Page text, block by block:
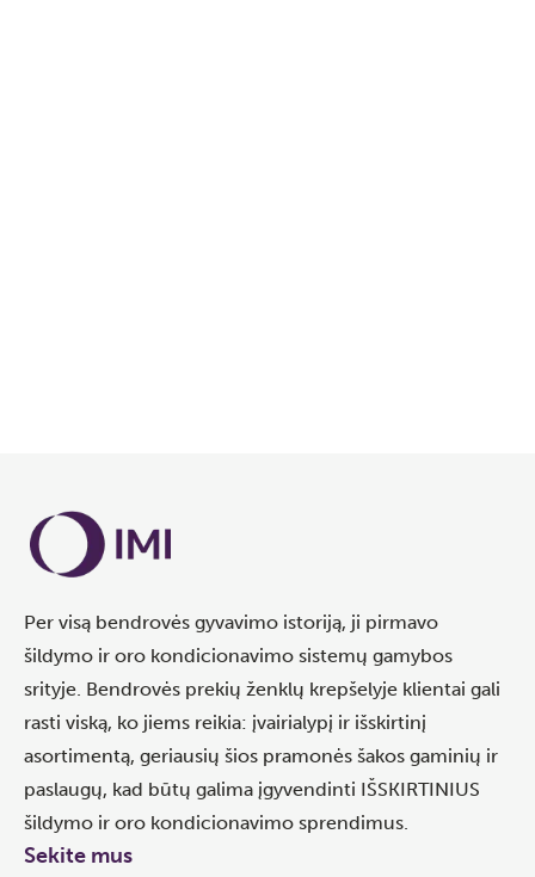
Per visą bendrovės gyvavimo istoriją, ji pirmavo
šildymo ir oro kondicionavimo sistemų gamybos
srityje. Bendrovės prekių ženklų krepšelyje klientai gali
rasti viską, ko jiems reikia: įvairialypį ir išskirtinį
asortimentą, geriausių šios pramonės šakos gaminių ir
paslaugų, kad būtų galima įgyvendinti IŠSKIRTINIUS
šildymo ir oro kondicionavimo sprendimus.
Sekite mus